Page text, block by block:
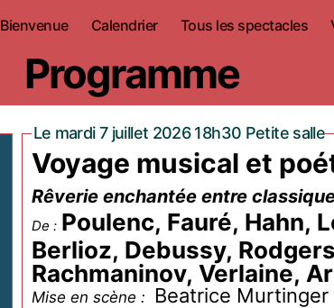
Bienvenue Calendrier Tous les spectacles
Programme
Le mardi 7 juillet 2026 18h30 Petite salle
Voyage musical et
Rêverie enchantée entre
De : Poulenc, Fauré, Hahn,
Berlioz, Debussy,
Rachmaninov, Verlaine,
Mise en scène : Beatrice Murtinger